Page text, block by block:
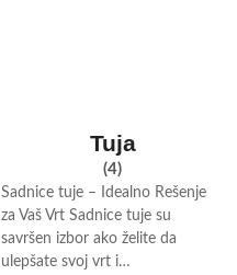
Tuja
(4)
Sadnice tuje – Idealno Rešenje
za Vaš Vrt Sadnice tuje su
savršen izbor ako želite da
ulepšate svoj vrt i…